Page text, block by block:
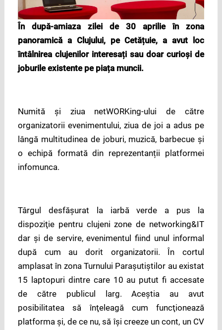
În după-amiaza zilei de 30 aprilie în zona
panoramică a Clujului, pe Cetățuie, a avut loc
întâlnirea clujenilor interesați sau doar curioși de
joburile existente pe piața muncii.
Numită și ziua netWORKing-ului de către
organizatorii evenimentului, ziua de joi a adus pe
lângă multitudinea de joburi, muzică, barbecue și
o echipă formată din reprezentanții platformei
infomunca.
Târgul desfăşurat la iarbă verde a pus la
dispoziţie pentru clujeni zone de networking&IT
dar și de servire, evenimentul fiind unul informal
după cum au dorit organizatorii. În cortul
amplasat în zona Turnului Paraşutiştilor au existat
15 laptopuri dintre care 10 au putut fi accesate
de către publicul larg. Aceştia au avut
posibilitatea să înţeleagă cum funcţionează
platforma şi, de ce nu, să îşi creeze un cont, un CV